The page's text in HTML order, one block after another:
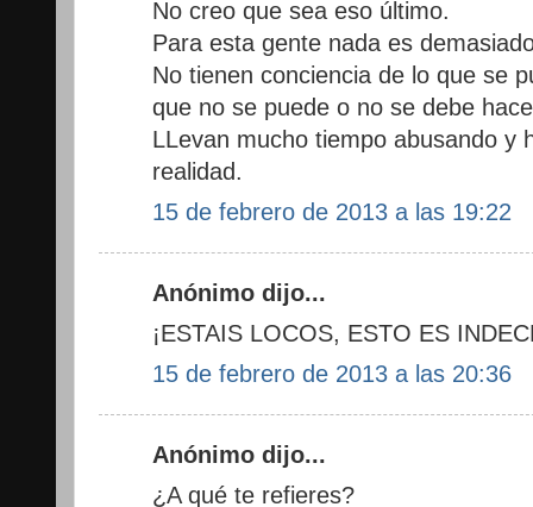
No creo que sea eso último.
Para esta gente nada es
No tienen conciencia de lo que se
que no se puede o no se debe
LLevan mucho tiempo abusando y
realidad.
15 de febrero de 2013 a las 19:22
Anónimo dijo...
¡ESTAIS LOCOS, ESTO ES
15 de febrero de 2013 a las 20:36
Anónimo dijo...
¿A qué te refieres?